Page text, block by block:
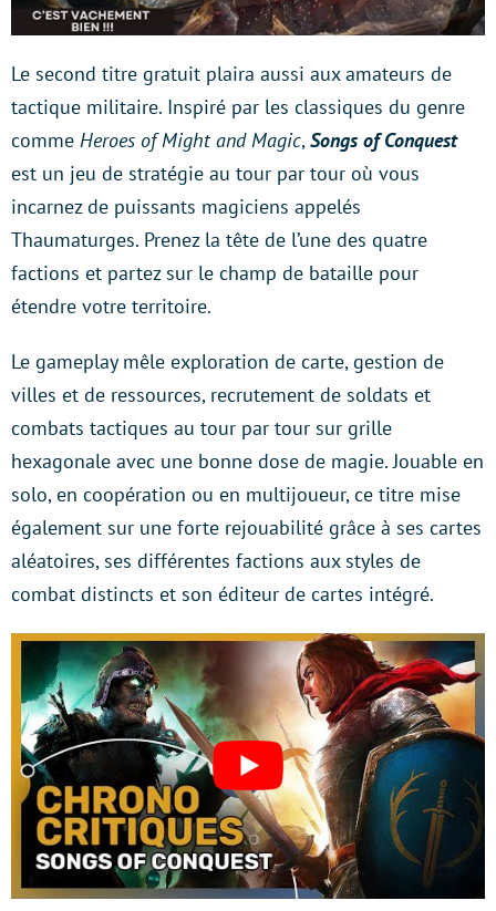
Le second titre gratuit plaira aussi aux amateurs de
tactique militaire. Inspiré par les classiques du genre
comme Heroes of Might and Magic,Songs of Conquest
est un jeu de stratégie au tour par tour où vous
incarnez de puissants magiciens appelés
Thaumaturges. Prenez la tête de l’une des quatre
factions et partez sur le champ de bataille pour
étendre votre territoire.
Le gameplay mêle exploration de carte, gestion de
villes et de ressources, recrutement de soldats et
combats tactiques au tour par tour sur grille
hexagonale avec une bonne dose de magie. Jouable en
solo, en coopération ou en multijoueur, ce titre mise
également sur une forte rejouabilité grâce à ses cartes
aléatoires, ses différentes factions aux styles de
combat distincts et son éditeur de cartes intégré.